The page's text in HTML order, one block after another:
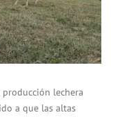
lechera
a que las altas